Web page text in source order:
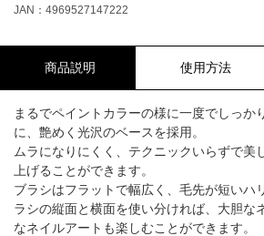
JAN：4969527147222
商品説明 使用方法
まるでペイントカラーの様に一度でしっか
に、艶めく光沢のベースを採用。
ムラになりにくく、テクニックいらずで美
上げることができます。
ブラシはフラットで幅広く、毛先が短いハ
ラシの縦面と横面を使い分ければ、大胆な
なネイルアートも楽しむことができます。